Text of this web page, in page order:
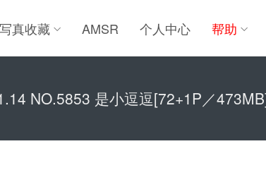
写真收藏 AMSR 个人中心 帮助
NO.5853 是小逗逗[72+1P／